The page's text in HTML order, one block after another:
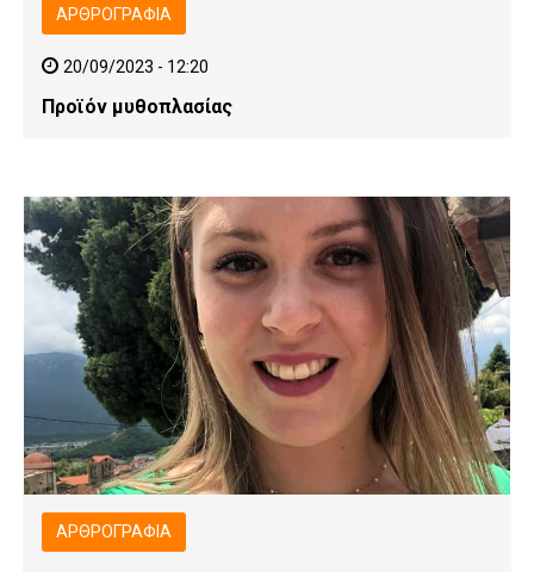
ΑΡΘΡΟΓΡΑΦΊΑ
20/09/2023 - 12:20
Προϊόν μυθοπλασίας
ΑΡΘΡΟΓΡΑΦΊΑ